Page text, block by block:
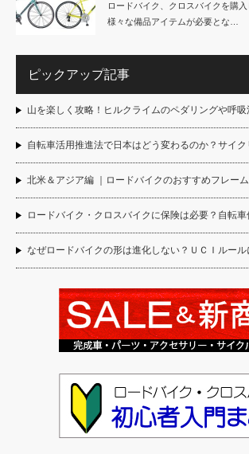
ロードバイク、クロスバイクを購入
様々な備品アイテムが必要とな…
ピックアップ記事
山を楽しく攻略！ヒルクライムのペダリングや呼
自転車活用推進法で日本はどう変わるのか？サイ
北米＆アジア編 ｜ロードバイクのおすすめフレー
ロードバイク・クロスバイクに保険は必要？自転
なぜロードバイクの形は進化しない？ＵＣＩルール